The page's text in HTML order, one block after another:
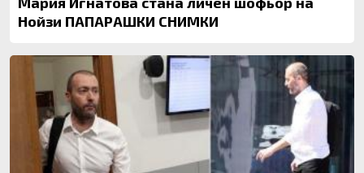
Нойзи ПАПАРАШКИ СНИМКИ